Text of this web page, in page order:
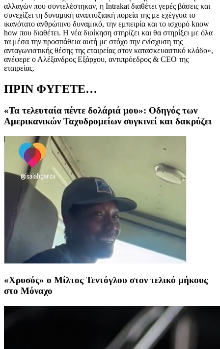
αλλαγών που συντελέστηκαν, η Intrakat διαθέτει γερές βάσεις και
συνεχίζει τη δυναμική αναπτυξιακή πορεία της με εχέγγυα το
ικανότατο ανθρώπινο δυναμικό, την εμπειρία και το ισχυρό know
how που διαθέτει. Η νέα διοίκηση στηρίζει και θα στηρίξει με όλα
τα μέσα την προσπάθεια αυτή με στόχο την ενίσχυση της
ανταγωνιστικής θέσης της εταιρείας στον κατασκευαστικό κλάδο»,
ανέφερε ο Αλέξανδρος Εξάρχου, αντιπρόεδρος & CEO της
εταιρείας.
ΠΡΙΝ ΦΥΓΕΤΕ…
«Τα τελευταία πέντε δολάριά μου»: Οδηγός των
Αμερικανικών Ταχυδρομείων συγκινεί και δακρύζει
«Χρυσός» o Μίλτος Τεντόγλου στον τελικό μήκους
στο Μόναχο